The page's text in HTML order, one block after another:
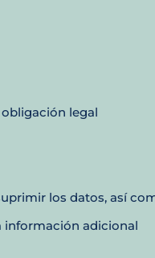
legal
los datos, así
información adicional